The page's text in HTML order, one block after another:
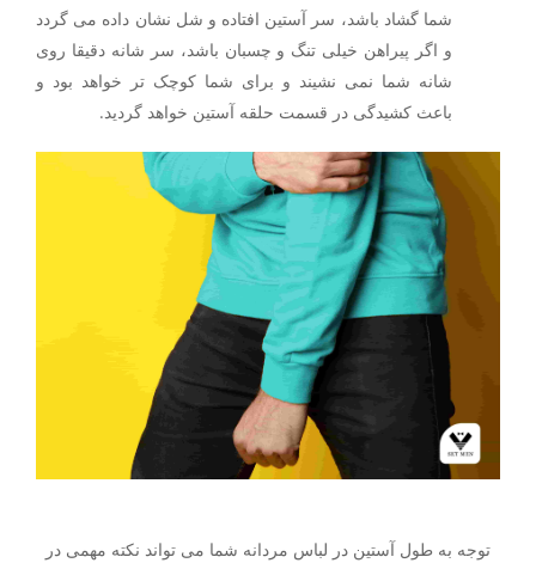
شما گشاد باشد، سر آستین افتاده و شل نشان داده می گردد
و اگر پیراهن خیلی تنگ و چسبان باشد، سر شانه دقیقا روی
شانه شما نمی نشیند و برای شما کوچک تر خواهد بود و
باعث کشیدگی در قسمت حلقه آستین خواهد گردید.
توجه به طول آستین در لباس مردانه شما می تواند نکته مهمی در